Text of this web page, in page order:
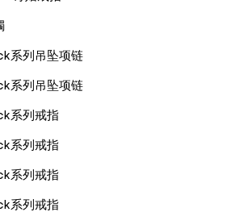
系列吊坠项链
系列吊坠项链
系列戒指
系列戒指
系列戒指
系列戒指